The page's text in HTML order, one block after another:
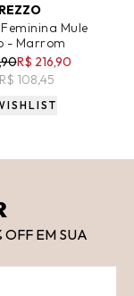
Mule
- Marrom
R$ 216,90
108,45
OFF EM SUA